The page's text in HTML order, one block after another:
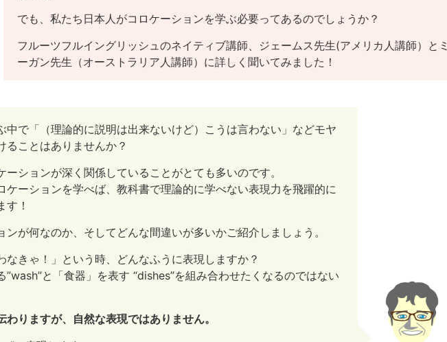
でも、私たち日本人がコロケーションを学ぶ必要ってあるのでしょうか？
フルーツフルイングリッシュのネイティブ講師、ジェームス先生(アメリカ人講師）とミ
ーガン先生（オーストラリア人講師）に詳しく聞いてみました！
中で「（理論的に説明は出来ないけど）こうは言わない」などモヤ
ることはありませんか？
ーションが深く関係していることがとても多いのです。
ケーションを学べば、教科書で理論的に学べない表現力を飛躍的に
す！
ンが何なのか、そしてどんな間違いが多いかご紹介しましょう。
なきゃ！」という時、どんなふうに表現しますか？
”wash”と「食器」を表す “dishes”を組み合わせたくなるのではない
わりますが、自然な表現ではありません。